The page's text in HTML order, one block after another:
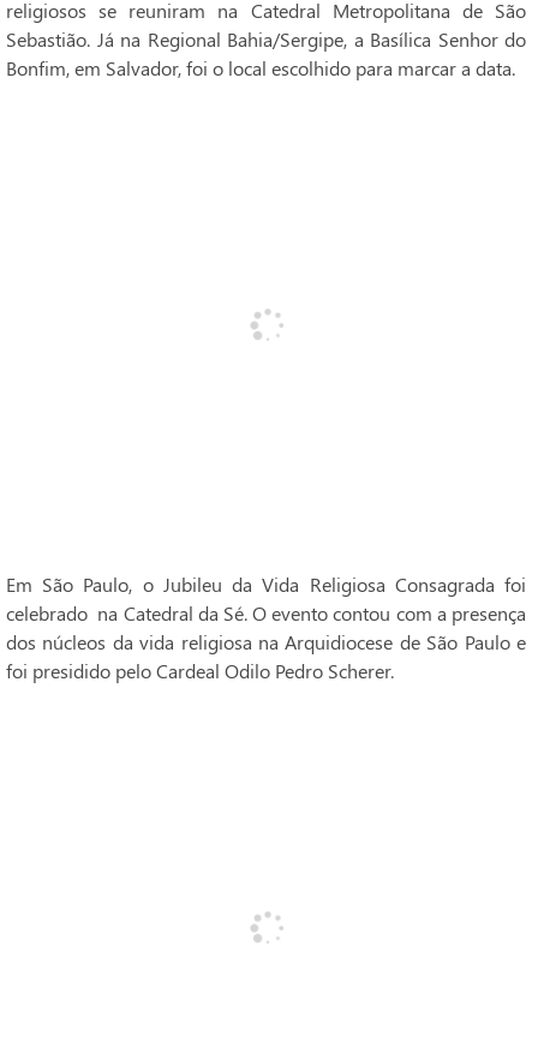
religiosos se reuniram na Catedral Metropolitana de São
Sebastião. Já na Regional Bahia/Sergipe, a Basílica Senhor do
Bonfim, em Salvador, foi o local escolhido para marcar a data.
Em São Paulo, o Jubileu da Vida Religiosa Consagrada foi
celebrado na Catedral da Sé. O evento contou com a presença
dos núcleos da vida religiosa na Arquidiocese de São Paulo e
foi presidido pelo Cardeal Odilo Pedro Scherer.